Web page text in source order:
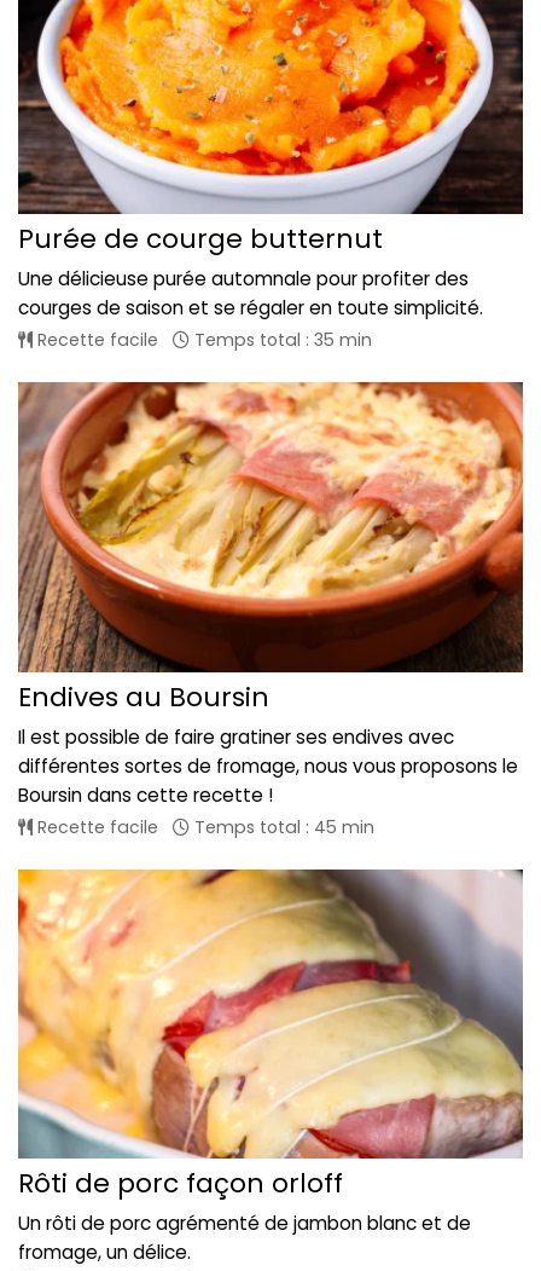
Purée de courge butternut
Une délicieuse purée automnale pour profiter des
courges de saison et se régaler en toute simplicité.
Recette facile Temps total : 35 min
Endives au Boursin
Il est possible de faire gratiner ses endives avec
différentes sortes de fromage, nous vous proposons le
Boursin dans cette recette !
Recette facile Temps total : 45 min
Rôti de porc façon orloff
Un rôti de porc agrémenté de jambon blanc et de
fromage, un délice.